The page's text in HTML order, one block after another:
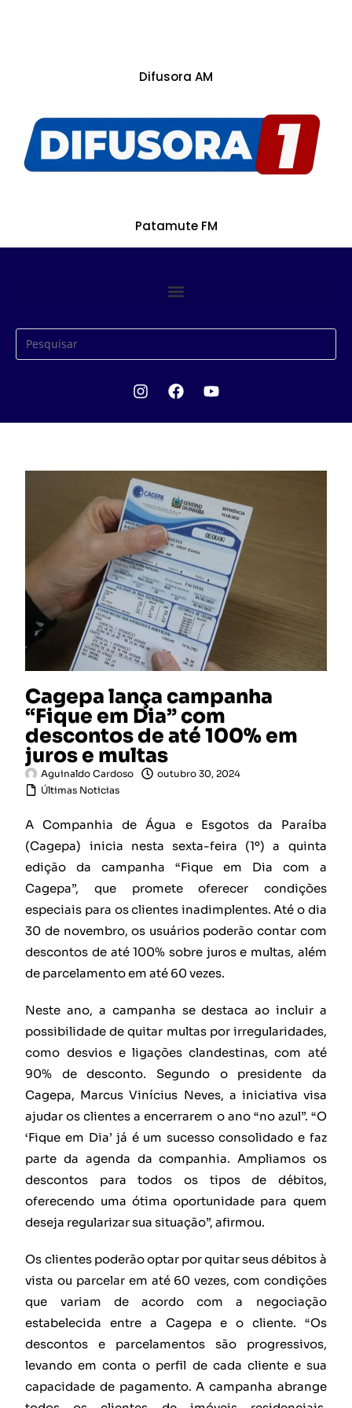
Difusora AM
Patamute FM
Cagepa lança campanha
“Fique em Dia” com
descontos de até 100% em
juros e multas
Aguinaldo Cardoso
outubro 30, 2024
Últimas Noticias
A Companhia de Água e Esgotos da Paraíba
(Cagepa) inicia nesta sexta-feira (1º) a quinta
edição da campanha “Fique em Dia com a
Cagepa”, que promete oferecer condições
especiais para os clientes inadimplentes. Até o dia
30 de novembro, os usuários poderão contar com
descontos de até 100% sobre juros e multas, além
de parcelamento em até 60 vezes.
Neste ano, a campanha se destaca ao incluir a
possibilidade de quitar multas por irregularidades,
como desvios e ligações clandestinas, com até
90% de desconto. Segundo o presidente da
Cagepa, Marcus Vinícius Neves, a iniciativa visa
ajudar os clientes a encerrarem o ano “no azul”. “O
‘Fique em Dia’ já é um sucesso consolidado e faz
parte da agenda da companhia. Ampliamos os
descontos para todos os tipos de débitos,
oferecendo uma ótima oportunidade para quem
deseja regularizar sua situação”, afirmou.
Os clientes poderão optar por quitar seus débitos à
vista ou parcelar em até 60 vezes, com condições
que variam de acordo com a negociação
estabelecida entre a Cagepa e o cliente. “Os
descontos e parcelamentos são progressivos,
levando em conta o perfil de cada cliente e sua
capacidade de pagamento. A campanha abrange